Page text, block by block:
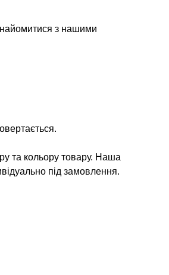
з нашими
та кольору товару. Наша
під замовлення.